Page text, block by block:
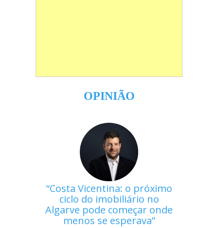
OPINIÃO
Costa Vicentina: o próximo
ciclo do imobiliário no
Algarve pode começar onde
menos se esperava